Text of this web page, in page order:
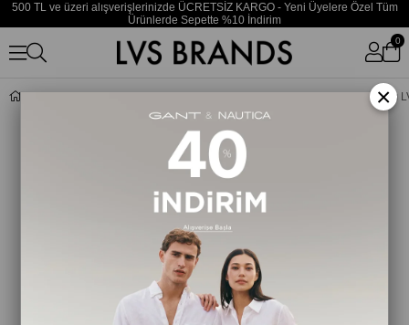
500 TL ve üzeri alışverişlerinizde ÜCRETSİZ KARGO - Yeni Üyelere Özel Tüm
Ürünlerde Sepette %10 İndirim
0
Kadın Marka Logolu Elastik Bel Bantlı Siyah-Beyaz Bikini Altı
×